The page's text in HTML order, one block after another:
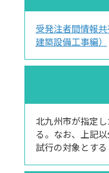
受発注者間情報
建築設備工事編）
北九州市が指定
る。なお、上記
試行の対象とする